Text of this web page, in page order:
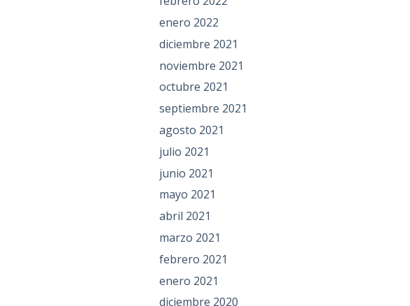
enero 2022
diciembre 2021
noviembre 2021
octubre 2021
septiembre 2021
agosto 2021
julio 2021
junio 2021
mayo 2021
abril 2021
marzo 2021
febrero 2021
enero 2021
diciembre 2020